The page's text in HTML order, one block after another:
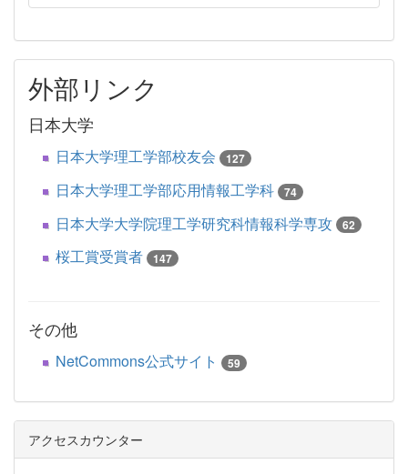
外部リンク
日本大学
日本大学理工学部校友会 127
日本大学理工学部応用情報工学科 74
日本大学大学院理工学研究科情報科学専攻 62
桜工賞受賞者 147
その他
NetCommons公式サイト 59
アクセスカウンター